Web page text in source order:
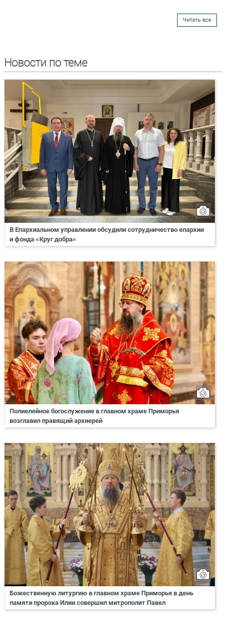
Читать все
Новости по теме
В Епархиальном управлении обсудили сотрудничество епархии
и фонда «Круг добра»
Полиелейное богослужение в главном храме Приморья
возглавил правящий архиерей
Божественную литургию в главном храме Приморья в день
памяти пророка Илии совершил митрополит Павел